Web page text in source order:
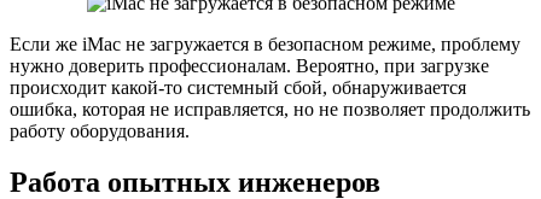
Если же iMac не загружается в безопасном режиме, проблему
нужно доверить профессионалам. Вероятно, при загрузке
происходит какой-то системный сбой, обнаруживается
ошибка, которая не исправляется, но не позволяет продолжить
работу оборудования.
Работа опытных инженеров